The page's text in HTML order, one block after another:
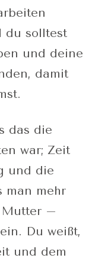
du solltest
und deine
damit
das die
war; Zeit
und die
man mehr
Mutter –
Du weißt,
und dem